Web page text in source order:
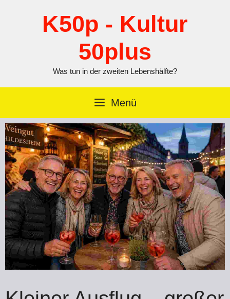
K50p - Kultur
50plus
Was tun in der zweiten Lebenshälfte?
Menü